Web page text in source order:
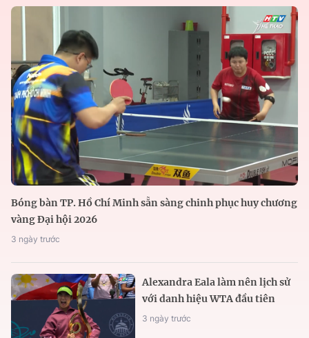
Bóng bàn TP. Hồ Chí Minh sẵn sàng chinh phục huy chương
vàng Đại hội 2026
3 ngày trước
Alexandra Eala làm nên lịch sử
với danh hiệu WTA đầu tiên
3 ngày trước